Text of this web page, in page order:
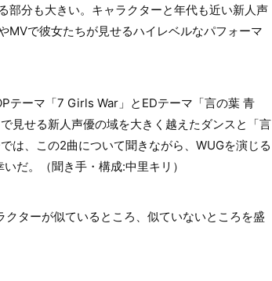
部分も大きい。キャラクターと年代も近い新人声
MVで彼女たちが見せるハイレベルなパフォーマ
テーマ「7 Girls War」とEDテーマ「言の葉 青
見せる新人声優の域を大きく越えたダンスと「言
は、この2曲について聞きながら、WUGを演じる
だ。（聞き手・構成:中里キリ）
ターが似ているところ、似ていないところを盛